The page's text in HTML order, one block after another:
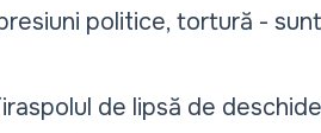
politice, tortură -
de lipsă de